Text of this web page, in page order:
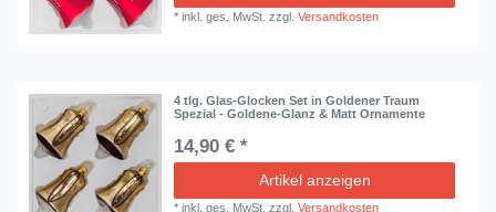
*inkl. ges. MwSt. zzgl.Versandkosten
4 tlg. Glas-Glocken Set in Goldener Traum
Spezial - Goldene-Glanz & Matt Ornamente
14,90 € *
Artikel anzeigen
*inkl. ges. MwSt. zzgl.Versandkosten